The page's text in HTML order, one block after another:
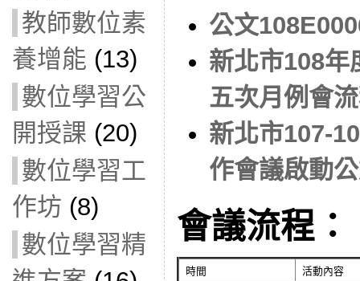
教師數位素
養增能 (13)
數位學習公
開授課 (20)
數位學習工
作坊 (8)
數位學習精
公文
新北市108年
五次月例會
新北市107-
作會議啟動
會議流程：
時間
活動內容